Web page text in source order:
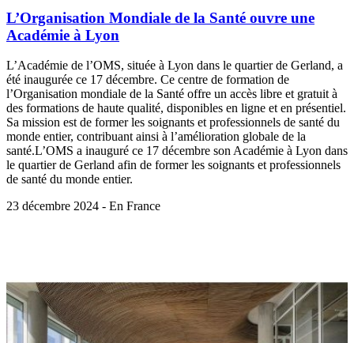
L’Organisation Mondiale de la Santé ouvre une
Académie à Lyon
L’Académie de l’OMS, située à Lyon dans le quartier de Gerland, a
été inaugurée ce 17 décembre. Ce centre de formation de
l’Organisation mondiale de la Santé offre un accès libre et gratuit à
des formations de haute qualité, disponibles en ligne et en présentiel.
Sa mission est de former les soignants et professionnels de santé du
monde entier, contribuant ainsi à l’amélioration globale de la
santé.L’OMS a inauguré ce 17 décembre son Académie à Lyon dans
le quartier de Gerland afin de former les soignants et professionnels
de santé du monde entier.
23 décembre 2024 - En France